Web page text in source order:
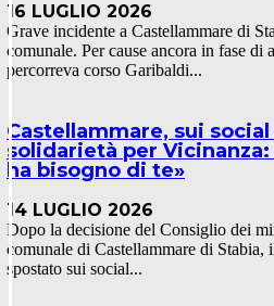
16 LUGLIO 2026
Grave incidente a Castellammare di
comunale. Per cause ancora in fase di
percorreva corso Garibaldi...
Castellammare, sui
solidarietà per
ha bisogno di te»
14 LUGLIO 2026
Dopo la decisione del Consiglio dei
comunale di Castellammare di Stabia,
spostato sui social...